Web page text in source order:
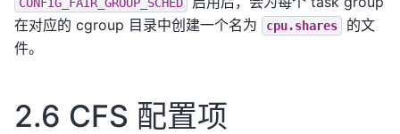
在对应的 cgroup 目录中创建一个名为
cpu.shares
的文
件。
2.6 CFS 配置项